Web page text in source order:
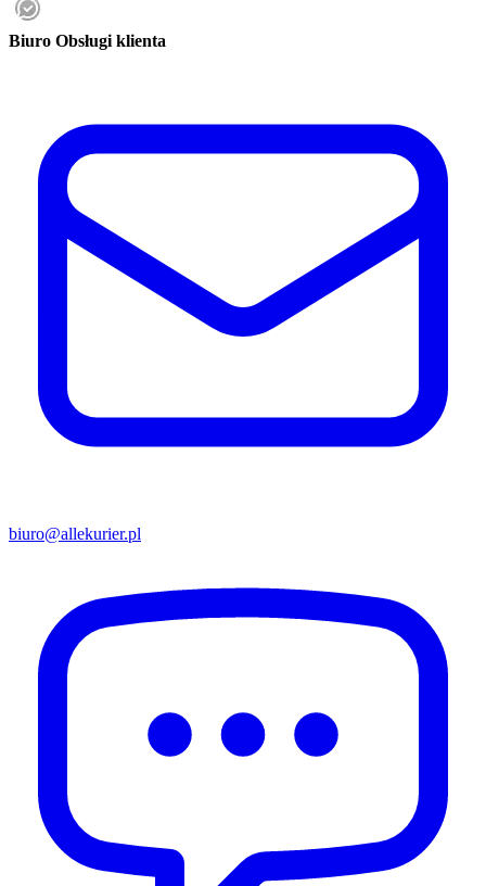
Biuro Obsługi klienta
biuro@allekurier.pl